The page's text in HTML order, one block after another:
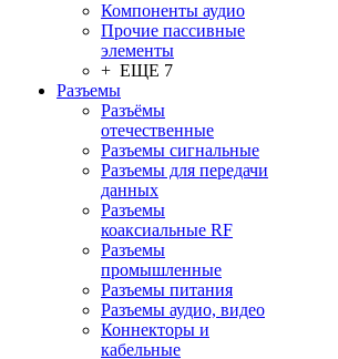
Компоненты аудио
Прочие пассивные
элементы
+ ЕЩЕ 7
Разъeмы
Разъёмы
отечественные
Разъeмы сигнальные
Разъeмы для передачи
данных
Разъeмы
коаксиальные RF
Разъeмы
промышленные
Разъeмы питания
Разъeмы аудио, видео
Коннекторы и
кабельные